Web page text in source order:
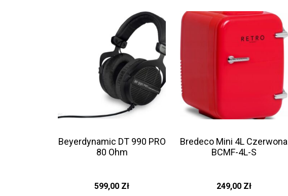
Beyerdynamic DT 990 PRO
80 Ohm
599,00 Zł
Bredeco Mini 4L Czerwona
BCMF-4L-S
249,00 Zł